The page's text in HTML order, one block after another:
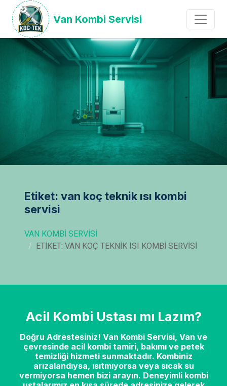
Van Kombi Servisi
Etiket: van koç teknik ısı kombi
servisi
VAN KOMBI SERVISI
ETIKET: VAN KOÇ TEKNIK ISI KOMBI SERVISI
Acil Kombi Ustası mı Lazım?
Doğru Adrestesiniz! Van Kombi Servisi, Van ve
çevresinde acil kombi tamiri, bakımı ve petek
temizliği hizmeti sunmaktadır. Kombiniz
arızalandıysa, ısıtmıyorsa veya sıcak su
vermiyorsa hemen bizi arayın. Deneyimli kombi